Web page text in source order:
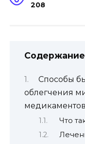
208
Содержание
Способы
облегчения
медикаментов
Что